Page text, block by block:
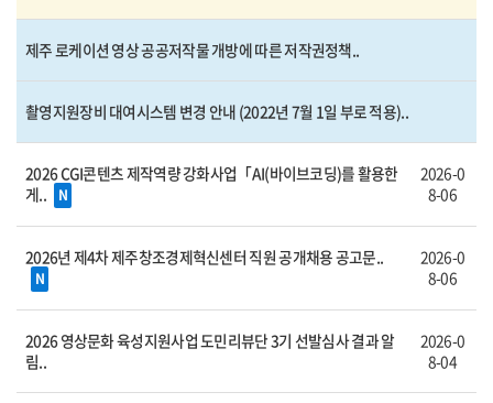
제주 로케이션 영상 공공저작물 개방에 따른 저작권정책..
촬영지원장비 대여시스템 변경 안내 (2022년 7월 1일 부로 적용)..
2026 CGI콘텐츠 제작역량 강화사업「AI(바이브코딩)를 활용한
게..
N
2026-0
8-06
2026년 제4차 제주창조경제혁신센터 직원 공개채용 공고문..
N
2026-0
8-06
2026 영상문화 육성지원사업 도민리뷰단 3기 선발심사 결과 알
림..
2026-0
8-04